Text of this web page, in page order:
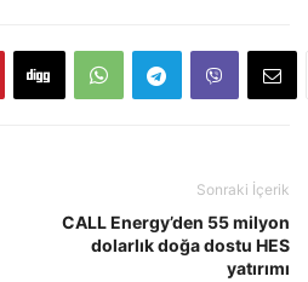
Sonraki İçerik
CALL Energy’den 55 milyon
dolarlık doğa dostu HES
yatırımı